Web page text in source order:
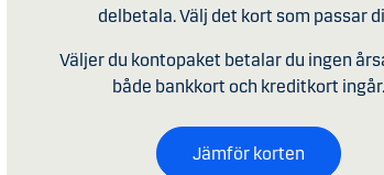
delbetala. Välj det kort som passar
Väljer du kontopaket betalar du ingen
både bankkort och kreditkort ingår.
Jämför korten